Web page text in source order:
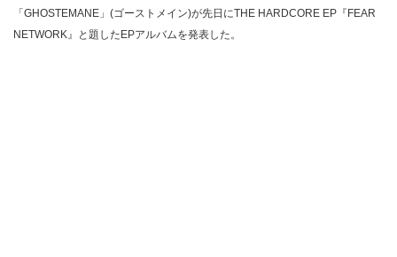
「GHOSTEMANE」(ゴーストメイン)が先日にTHE HARDCORE EP『FEAR
NETWORK』と題したEPアルバムを発表した。